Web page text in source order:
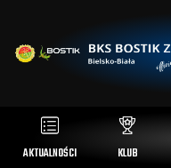
AKTUALNOŚCI KLUB